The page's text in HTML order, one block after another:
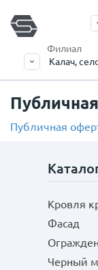
Филиал
Калач,
Публичная
Кровля
Фасад
Черный